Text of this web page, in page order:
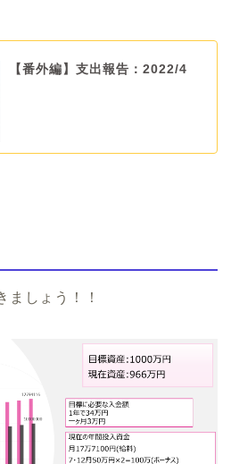
【番外編】支出報告：2022/4
ましょう！！